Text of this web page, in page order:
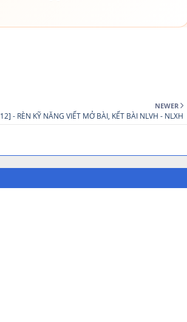
NEWER
- RÈN KỸ NĂNG VIẾT MỞ BÀI, KẾT BÀI NLVH - NLXH